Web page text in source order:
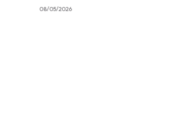
08/05/2026